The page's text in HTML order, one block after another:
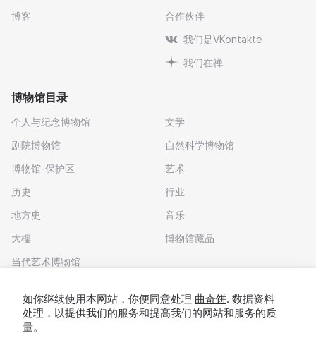
博客
合作伙伴
我们是VKontakte
我们在禅
博物馆目录
个人与纪念博物馆
剧院博物馆
博物馆-保护区
历史
地方史
大樓
当代艺术博物馆
文学
自然科学博物馆
艺术
行业
音乐
博物馆藏品
如你继续使用本网站，你便同意处理 曲奇饼. 数据资料
处理，以提供我们的服务和提高我们的网站和服务的质
量。